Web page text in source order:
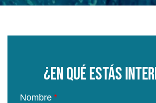
¿En qué estás
Nombre